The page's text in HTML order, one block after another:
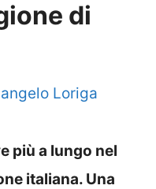
di
Loriga
più a lungo nel
italiana. Una